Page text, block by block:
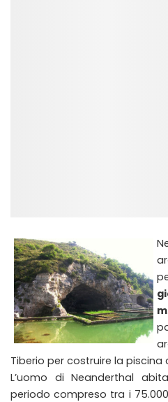
Tiberio per costruire la piscina
L’uomo di Neanderthal
periodo compreso tra i